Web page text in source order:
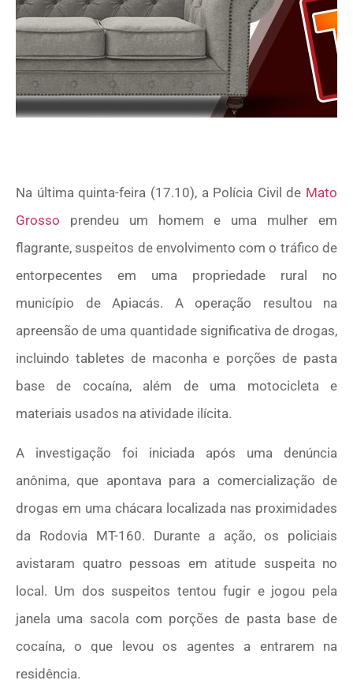
Na última quinta-feira (17.10), a Polícia Civil de Mato
Grosso prendeu um homem e uma mulher em
flagrante, suspeitos de envolvimento com o tráfico de
entorpecentes em uma propriedade rural no
município de Apiacás. A operação resultou na
apreensão de uma quantidade significativa de drogas,
incluindo tabletes de maconha e porções de pasta
base de cocaína, além de uma motocicleta e
materiais usados na atividade ilícita.
A investigação foi iniciada após uma denúncia
anônima, que apontava para a comercialização de
drogas em uma chácara localizada nas proximidades
da Rodovia MT-160. Durante a ação, os policiais
avistaram quatro pessoas em atitude suspeita no
local. Um dos suspeitos tentou fugir e jogou pela
janela uma sacola com porções de pasta base de
cocaína, o que levou os agentes a entrarem na
residência.